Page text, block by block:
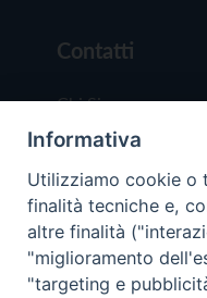
Contatti
Chi Siamo
Redazione
Scrivici
Informativa
Utilizziamo cookie o
finalità tecniche e,
altre finalità
"miglioramento
"targeting e